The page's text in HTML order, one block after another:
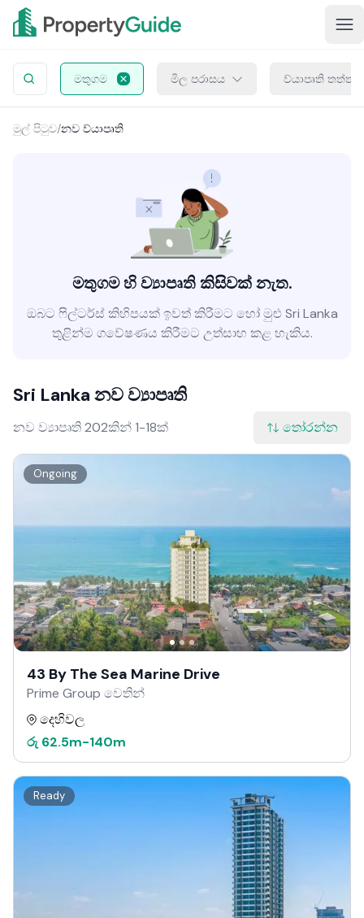
මතුගම මිල පරාසය ව්යාපෘති
මුල් පිටුව/නව ව්යාපෘති
මතුගම හි ව්‍යාපෘති කිසිවක් නැත.
ඔබට ෆිල්ටර්ස් කිහිපයක් ඉවත් කිරීමට හෝ මුළු Sri Lanka
තුළින්ම ගවේෂණය කිරීමට උත්සාහ කළ හැකිය.
Sri Lanka නව ව්‍යාපෘති
නව ව්‍යාපෘති 202කින් 1-18ක් තෝරන්න
Ongoing
43 By The Sea Marine Drive
Prime Group වෙතින්
දෙහිවල
රු 62.5m-140m
Ready